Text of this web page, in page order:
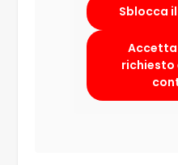
Sblocca
Accetta
richiesto